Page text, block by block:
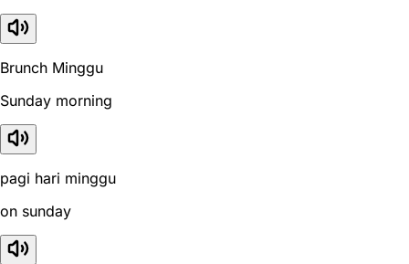
Brunch Minggu
Sunday morning
pagi hari minggu
on sunday